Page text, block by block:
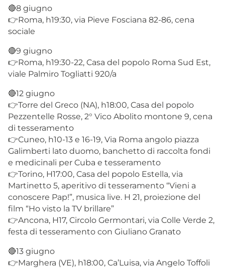
🔴8 giugno
👉Roma, h19:30, via Pieve Fosciana 82-86, cena
sociale
🔴9 giugno
👉Roma, h19:30-22, Casa del popolo Roma Sud Est,
viale Palmiro Togliatti 920/a
🔴12 giugno
👉Torre del Greco (NA), h18:00, Casa del popolo
Pezzentelle Rosse, 2° Vico Abolito montone 9, cena
di tesseramento
👉Cuneo, h10-13 e 16-19, Via Roma angolo piazza
Galimberti lato duomo, banchetto di raccolta fondi
e medicinali per Cuba e tesseramento
👉Torino, H17:00, Casa del popolo Estella, via
Martinetto 5, aperitivo di tesseramento “Vieni a
conoscere Pap!”, musica live. H 21, proiezione del
film “Ho visto la TV brillare”
👉Ancona, H17, Circolo Germontari, via Colle Verde 2,
festa di tesseramento con Giuliano Granato
🔴13 giugno
👉Marghera (VE), h18:00, Ca’Luisa, via Angelo Toffoli